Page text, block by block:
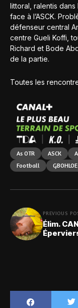
littoral, ralentis
face à l’ASCK.
défenseur central
centre Gueli Koffi,
Richard et Bode
de la partie.
Toutes les
As OTR ASCK
Football
PREVIOUS
Élim.